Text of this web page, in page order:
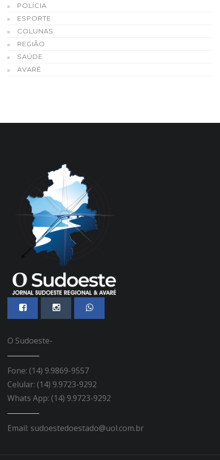
POLÍCIA
ESPORTE
COLUNAS
REGIÃO
SAÚDE
AVARÉ
O Sudoeste-
Fone: (14) 9.9869-9557
Celular: (14) 9.9723-9292
Whats App: (14) 9.9723-9292
Email: sudoestedoestado@uol.com.br